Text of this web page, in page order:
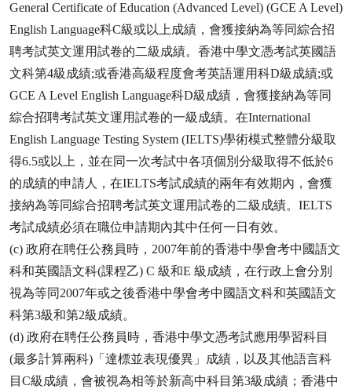
General Certificate of Education (Advanced Level) (GCE A Level)
English Language科C級或以上成績，會獲接納為等同綜合招
聘考試英文運用試卷的二級成績。香港中學文憑考試英國語
文科第4級成績;或香港高級程度會考英語運用科D級成績;或
GCE A Level English Language科D級成績，會獲接納為等同
綜合招聘考試英文運用試卷的一級成績。在International
English Language Testing System (IELTS)學術模式整體分級取
得6.5或以上，並在同一次考試中各項個別分級取得不低於6
的成績的申請人，在IELTS考試成績的兩年有效期內，會獲
接納為等同綜合招聘考試英文運用試卷的二級成績。IELTS
考試成績必須在職位申請期內其中任何一日有效。
(c) 政府在聘任公務員時，2007年前的香港中學會考中國語文
科和英國語文科(課程乙) C 級和E 級成績，在行政上會分別
視為等同2007年或之後香港中學會考中國語文科和英國語文
科第3級和第2級成績。
(d) 政府在聘任公務員時，香港中學文憑考試應用學習科目
(最多計算兩科)「達標並表現優異」成績，以及其他語言科
目C級成績，會被視為相等於新高中科目第3級成績；香港中